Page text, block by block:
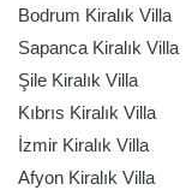
Bodrum Kiralık Villa
Sapanca Kiralık Villa
Şile Kiralık Villa
Kıbrıs Kiralık Villa
İzmir Kiralık Villa
Afyon Kiralık Villa